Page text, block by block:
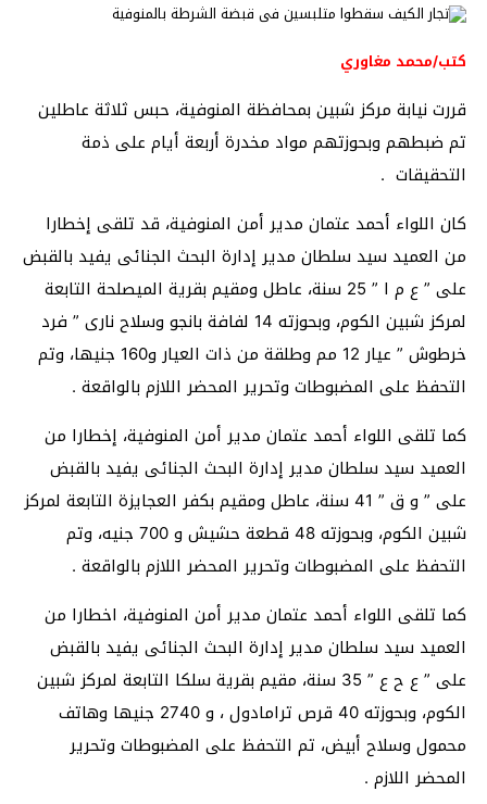
كتب/محمد مغاوري
قررت نيابة مركز شبين بمحافظة المنوفية، حبس ثلاثة عاطلين
تم ضبطهم وبحوزتهم مواد مخدرة أربعة أيام على ذمة
التحقيقات .
كان اللواء أحمد عتمان مدير أمن المنوفية، قد تلقى إخطارا
من العميد سيد سلطان مدير إدارة البحث الجنائى يفيد بالقبض
على ” ع م ا ” 25 سنة، عاطل ومقيم بقرية الميصلحة التابعة
لمركز شبين الكوم، وبحوزته 14 لفافة بانجو وسلاح نارى ” فرد
خرطوش ” عيار 12 مم وطلقة من ذات العيار و160 جنيها، وتم
التحفظ على المضبوطات وتحرير المحضر اللازم بالواقعة .
كما تلقى اللواء أحمد عتمان مدير أمن المنوفية، إخطارا من
العميد سيد سلطان مدير إدارة البحث الجنائى يفيد بالقبض
على ” و ق ” 41 سنة، عاطل ومقيم بكفر العجايزة التابعة لمركز
شبين الكوم، وبحوزته 48 قطعة حشيش و 700 جنيه، وتم
التحفظ على المضبوطات وتحرير المحضر اللازم بالواقعة .
كما تلقى اللواء أحمد عتمان مدير أمن المنوفية، اخطارا من
العميد سيد سلطان مدير إدارة البحث الجنائى يفيد بالقبض
على ” ع ح ع ” 35 سنة، مقيم بقرية سلكا التابعة لمركز شبين
الكوم، وبحوزته 40 قرص ترامادول ، و 2740 جنيها وهاتف
محمول وسلاح أبيض، تم التحفظ على المضبوطات وتحرير
المحضر اللازم .